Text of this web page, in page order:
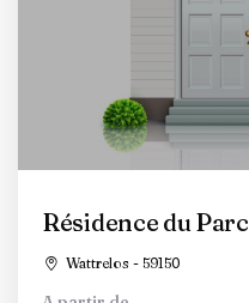
Résidence du Parc
Wattrelos - 59150